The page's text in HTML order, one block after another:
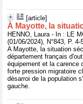
[article]
À Mayotte, la
HENNO, Laura - In : LE
(01/06/2024), N°843, P. 4-
A Mayotte, la situation
département français
équipement et la carence
forte pression migratoire
désarroi de la population
gauche.